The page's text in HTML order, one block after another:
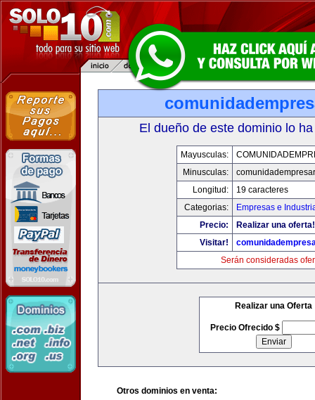
El dueño de este dominio lo
Mayusculas:
Minusculas:
Longitud:
19 caracteres
Categorias:
Empresas e
Precio:
Realizar una oferta!
Visitar!
Serán consideradas
Realizar una Oferta
Precio Ofrecido $
Otros dominios en venta: